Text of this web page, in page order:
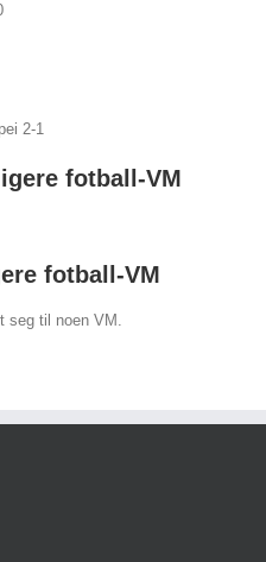
2-1
fotball-VM
fotball-VM
seg til noen VM.